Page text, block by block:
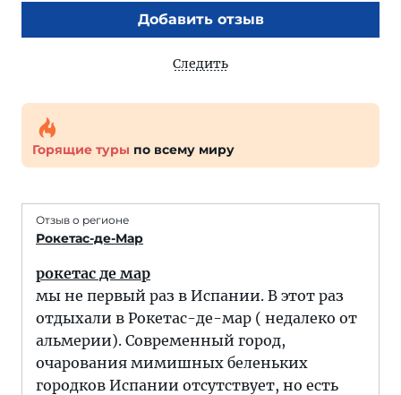
Добавить отзыв
Следить
Горящие туры по всему миру
Отзыв о регионе
Рокетас-де-Мар
рокетас де мар
мы не первый раз в Испании. В этот раз
отдыхали в Рокетас-де-мар ( недалеко от
альмерии). Современный город,
очарования мимишных беленьких
городков Испании отсутствует, но есть